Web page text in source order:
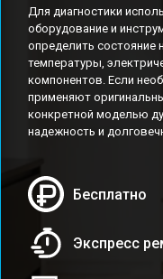
Для диагностики
оборудование и
определить состояние
температуры,
компонентов. Если
применяют
конкретной моделью
надежность и
Бесплатно
Экспресс